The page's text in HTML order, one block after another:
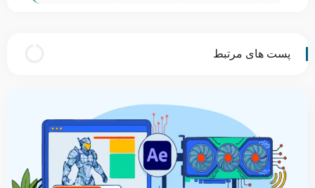
پست های مرتبط